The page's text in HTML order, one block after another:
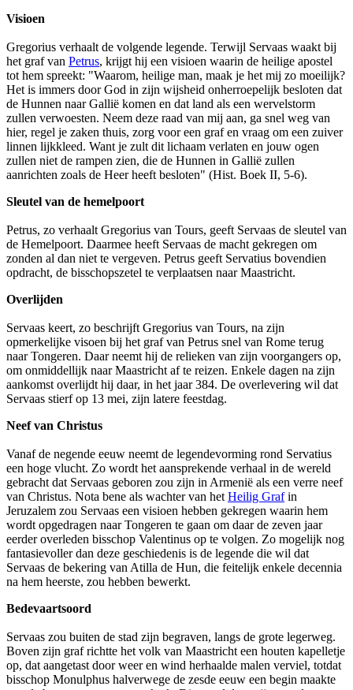
Visioen
Gregorius verhaalt de volgende legende. Terwijl Servaas waakt bij
het graf van Petrus, krijgt hij een visioen waarin de heilige apostel
tot hem spreekt: "Waarom, heilige man, maak je het mij zo moeilijk?
Het is immers door God in zijn wijsheid onherroepelijk besloten dat
de Hunnen naar Gallië komen en dat land als een wervelstorm
zullen verwoesten. Neem deze raad van mij aan, ga snel weg van
hier, regel je zaken thuis, zorg voor een graf en vraag om een zuiver
linnen lijkkleed. Want je zult dit lichaam verlaten en jouw ogen
zullen niet de rampen zien, die de Hunnen in Gallië zullen
aanrichten zoals de Heer heeft besloten" (Hist. Boek II, 5-6).
Sleutel van de hemelpoort
Petrus, zo verhaalt Gregorius van Tours, geeft Servaas de sleutel van
de Hemelpoort. Daarmee heeft Servaas de macht gekregen om
zonden al dan niet te vergeven. Petrus geeft Servatius bovendien
opdracht, de bisschopszetel te verplaatsen naar Maastricht.
Overlijden
Servaas keert, zo beschrijft Gregorius van Tours, na zijn
opmerkelijke visoen bij het graf van Petrus snel van Rome terug
naar Tongeren. Daar neemt hij de relieken van zijn voorgangers op,
om onmiddellijk naar Maastricht af te reizen. Enkele dagen na zijn
aankomst overlijdt hij daar, in het jaar 384. De overlevering wil dat
Servaas stierf op 13 mei, zijn latere feestdag.
Neef van Christus
Vanaf de negende eeuw neemt de legendevorming rond Servatius
een hoge vlucht. Zo wordt het aansprekende verhaal in de wereld
gebracht dat Servaas geboren zou zijn in Armenië als een verre neef
van Christus. Nota bene als wachter van het Heilig Grafin
Jeruzalem zou Servaas een visioen hebben gekregen waarin hem
wordt opgedragen naar Tongeren te gaan om daar de zeven jaar
eerder overleden bisschop Valentinus op te volgen. Zo mogelijk nog
fantasievoller dan deze geschiedenis is de legende die wil dat
Servaas de bekering van Atilla de Hun, die feitelijk enkele decennia
na hem heerste, zou hebben bewerkt.
Bedevaartsoord
Servaas zou buiten de stad zijn begraven, langs de grote legerweg.
Boven zijn graf richtte het volk van Maastricht een houten kapelletje
op, dat aangetast door weer en wind herhaalde malen verviel, totdat
bisschop Monulphus halverwege de zesde eeuw een begin maakte